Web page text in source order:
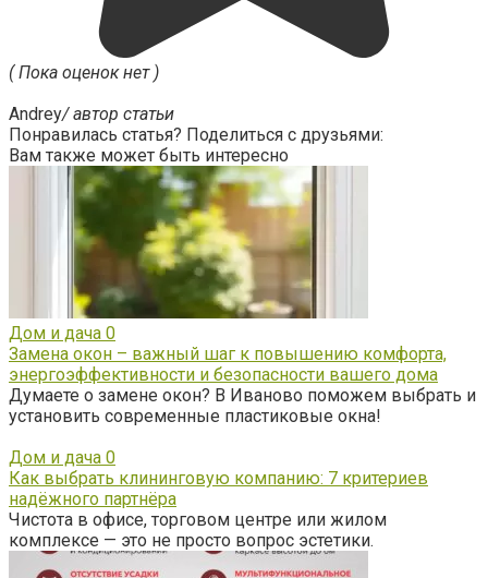
( Пока оценок нет )
Andrey/ автор статьи
Понравилась статья? Поделиться с друзьями:
Вам также может быть интересно
Дом и дача 0
Замена окон – важный шаг к повышению комфорта,
энергоэффективности и безопасности вашего дома
Думаете о замене окон? В Иваново поможем выбрать и
установить современные пластиковые окна!
Дом и дача 0
Как выбрать клининговую компанию: 7 критериев
надёжного партнёра
Чистота в офисе, торговом центре или жилом
комплексе — это не просто вопрос эстетики.